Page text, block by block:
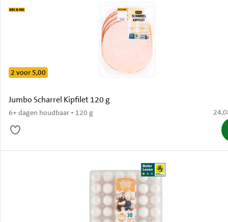
Jumbo Scharrel Kipfilet 120 g
6+ dagen houdbaar • 120 g
2 voor 5,00
€